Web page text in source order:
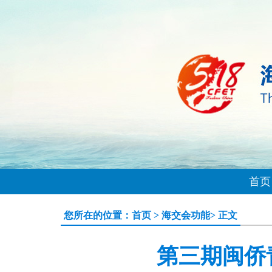
首页
您所在的位置： 首页 > 海交会功能> 正文
第三期闽